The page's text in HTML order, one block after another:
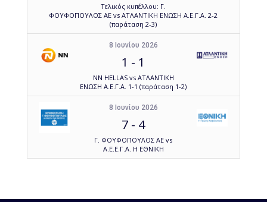
Τελικός κυπέλλου: Γ.
ΦΟΥΦΟΠΟΥΛΟΣ ΑΕ vs ΑΤΛΑΝΤΙΚΗ ΕΝΩΣΗ Α.Ε.Γ.Α. 2-2
(παράταση 2-3)
8 Ιουνίου 2026
1 - 1
NN HELLAS vs ΑΤΛΑΝΤΙΚΗ
ΕΝΩΣΗ Α.Ε.Γ.Α. 1-1 (παράταση 1-2)
8 Ιουνίου 2026
7 - 4
Γ. ΦΟΥΦΟΠΟΥΛΟΣ ΑΕ vs
Α.Ε.Ε.Γ.Α. Η ΕΘΝΙΚΗ